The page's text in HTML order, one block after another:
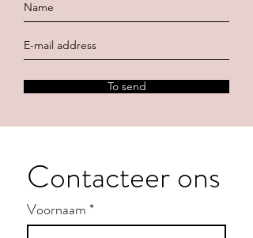
To send
Contacteer ons
Voornaam*